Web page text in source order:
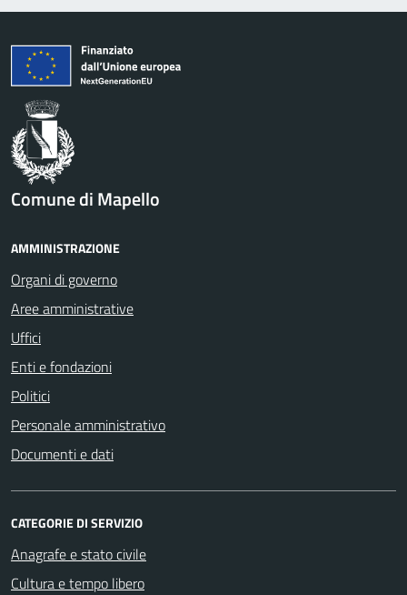
Comune di Mapello
AMMINISTRAZIONE
Organi di governo
Aree amministrative
Uffici
Enti e fondazioni
Politici
Personale amministrativo
Documenti e dati
CATEGORIE DI SERVIZIO
Anagrafe e stato civile
Cultura e tempo libero